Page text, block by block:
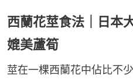
西蘭花莖食法｜日
媲美蘆筍
莖在一棵西蘭花中佔比不